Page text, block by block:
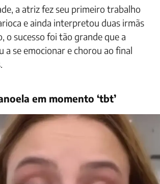
a atriz fez seu primeiro trabalho
e ainda interpretou duas irmãs
o sucesso foi tão grande que a
a se emocionar e chorou ao final
em momento ‘tbt’